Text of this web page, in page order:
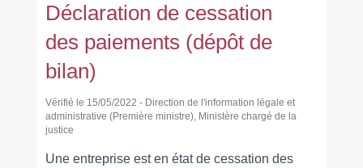
Déclaration de cessation
des paiements (dépôt de
bilan)
Vérifié le 15/05/2022 - Direction de l'information légale et
administrative (Première ministre), Ministère chargé de la
justice
Une entreprise est en état de cessation des